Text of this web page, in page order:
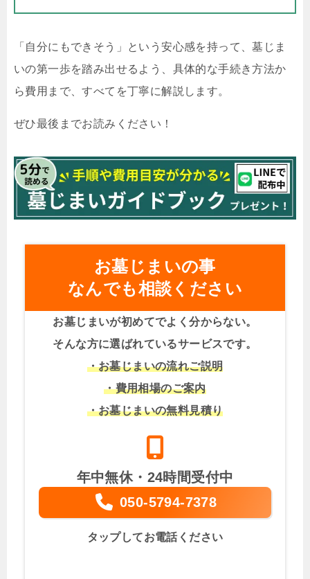
「自分にもできそう」という安心感を持って、墓じま
いの第一歩を踏み出せるよう、具体的な手続き方法か
ら費用まで、すべてを丁寧に解説します。
ぜひ最後までお読みください！
お墓じまいの事
なんでも相談ください
お墓じまいが初めてでよく分からない。
そんな方に選ばれているサービスです。
・お墓じまいの流れご説明
・費用相場のご案内
・お墓じまいの無料見積り
年中無休・24時間受付中
050-5794-7378
タップしてお電話ください